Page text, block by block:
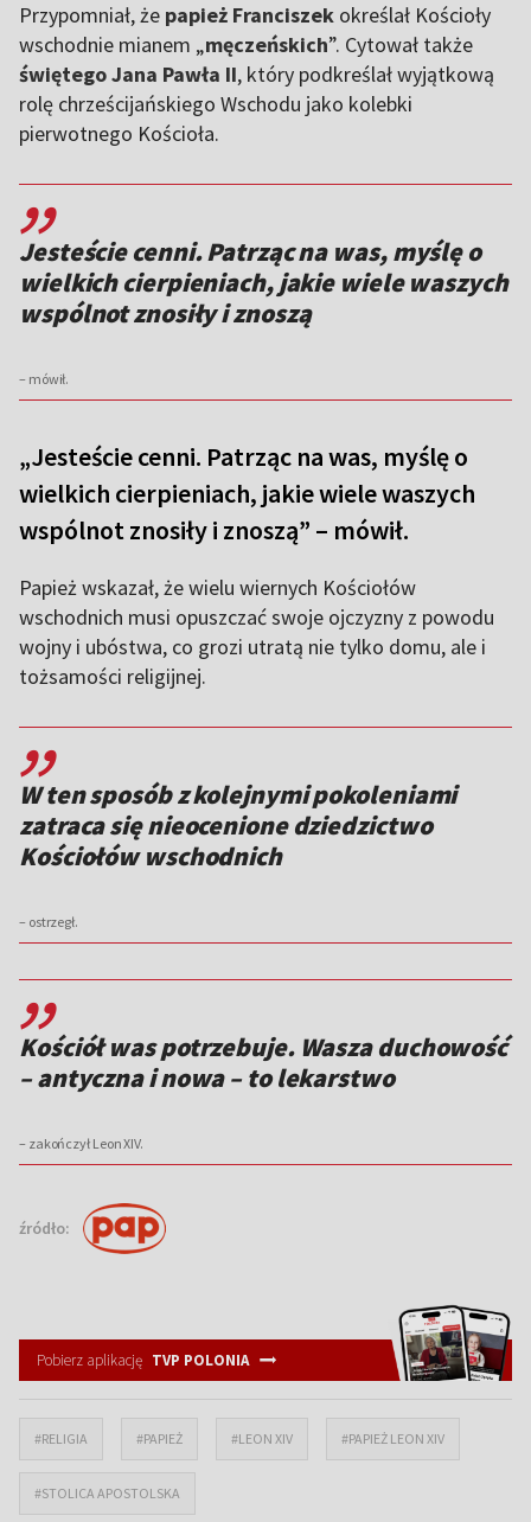
Przypomniał, że papież Franciszek określał Kościoły
wschodnie mianem „męczeńskich”. Cytował także
świętegoJana Pawła II, który podkreślał wyjątkową
rolę chrześcijańskiego Wschodu jako kolebki
pierwotnego Kościoła.
,,
Jesteście cenni. Patrząc na was, myślę o
wielkich cierpieniach, jakie wiele waszych
wspólnot znosiły i znoszą
– mówił.
„Jesteście cenni. Patrząc na was, myślę o
wielkich cierpieniach, jakie wiele waszych
wspólnot znosiły i znoszą” – mówił.
Papież wskazał, że wielu wiernych Kościołów
wschodnich musi opuszczać swoje ojczyzny z powodu
wojny i ubóstwa, co grozi utratą nie tylko domu, ale i
tożsamości religijnej.
,,
W ten sposób z kolejnymi pokoleniami
zatraca się nieocenione dziedzictwo
Kościołów wschodnich
– ostrzegł.
,,
Kościół was potrzebuje. Wasza duchowość
– antyczna i nowa – to lekarstwo
– zakończył Leon XIV.
źródło:
Pobierz aplikację TVP POLONIA
#RELIGIA #PAPIEŻ #LEON XIV #PAPIEŻ LEON XIV
#STOLICA APOSTOLSKA